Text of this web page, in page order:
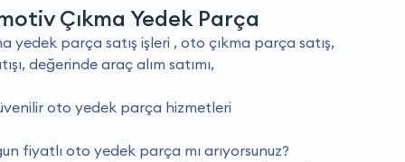
Çıkma Yedek Parça
yedek parça satış i̇şleri , oto çıkma parça satış,
değerinde araç alım satımı,
oto yedek parça hizmetleri
fiyatlı oto yedek parça mı arıyorsunuz?